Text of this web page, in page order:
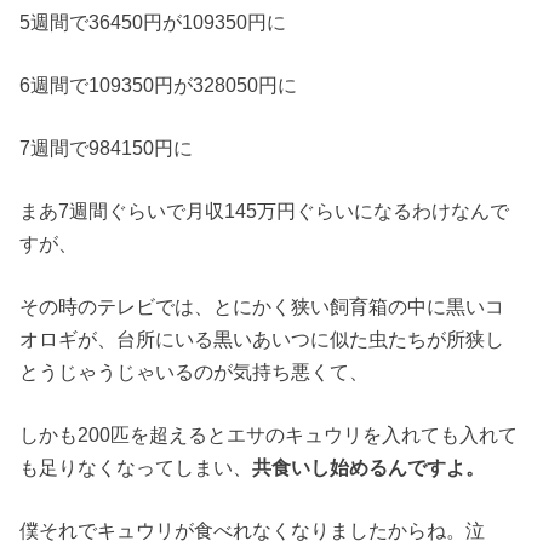
5週間で36450円が109350円に
6週間で109350円が328050円に
7週間で984150円に
まあ7週間ぐらいで月収145万円ぐらいになるわけなんで
すが、
その時のテレビでは、とにかく狭い飼育箱の中に黒いコ
オロギが、台所にいる黒いあいつに似た虫たちが所狭し
とうじゃうじゃいるのが気持ち悪くて、
しかも200匹を超えるとエサのキュウリを入れても入れて
も足りなくなってしまい、共食いし始めるんですよ。
僕それでキュウリが食べれなくなりましたからね。泣